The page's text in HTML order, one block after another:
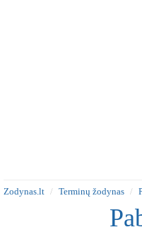
Zodynas.lt Terminų žodynas